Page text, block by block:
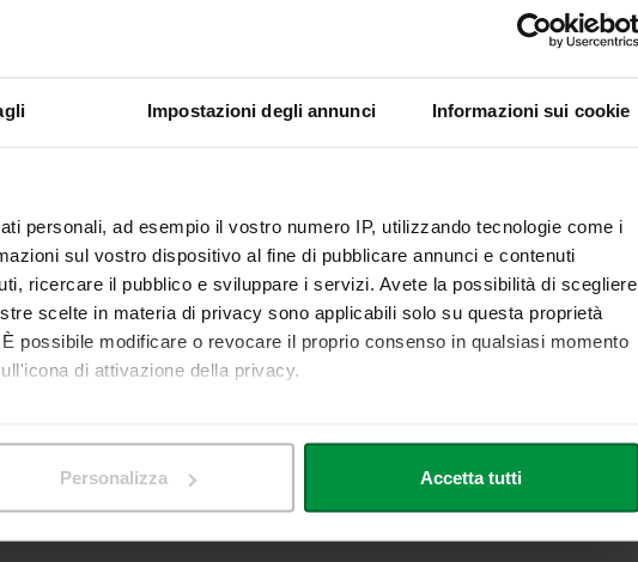
Impostazioni degli annunci Informazioni sui cookie
personali, ad esempio il vostro numero IP, utilizzando tecnologie come i
sul vostro dispositivo al fine di pubblicare annunci e contenuti
ricercare il pubblico e sviluppare i servizi. Avete la possibilità di scegliere
scelte in materia di privacy sono applicabili solo su questa proprietà
possibile modificare o revocare il proprio consenso in qualsiasi momento
di attivazione della privacy.
attivamente alla ricerca di caratteristiche specifiche (impronte digitali).
Personalizza Accetta tutti
Astrofisica
di confermare la presenza entro lunedì 2 maggio p.v. a:eventi@unilink.it